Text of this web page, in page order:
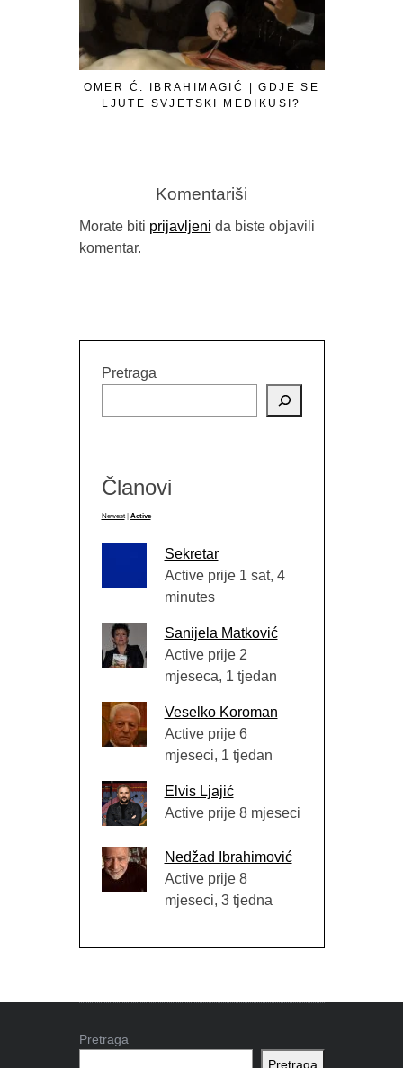
OMER Ć. IBRAHIMAGIĆ | GDJE SE
LJUTE SVJETSKI MEDIKUSI?
Komentariši
Morate biti prijavljeni da biste objavili
komentar.
Pretraga
Članovi
Newest Active
Sekretar
Active prije 1 sat, 4
minutes
Sanijela Matković
Active prije 2
mjeseca, 1 tjedan
Veselko Koroman
Active prije 6
mjeseci, 1 tjedan
Elvis Ljajić
Active prije 8 mjeseci
Nedžad Ibrahimović
Active prije 8
mjeseci, 3 tjedna
Pretraga
Pretraga